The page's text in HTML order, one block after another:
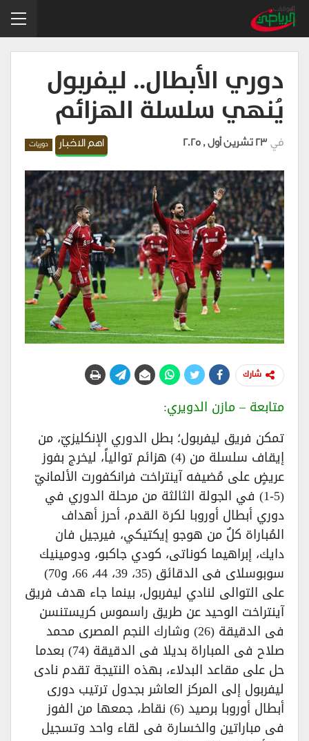
دوري الأبطال.. ليفربول
يُنهي سلسلة الهزائم
اهم الاخبار دوريات في 23 تشرين أول , 2025
شارك
متابعة – مازن الدويري:
تمكن فريق ليفربول؛ بطل الدوري الإنكليزيّ، من
إيقاف سلسلة من (4) هزائم توالياً، ليخرج بفوز
عريضٍ على مُضيفه آينتراخت فرانكفورت الألمانيّ
(5-1) في الجولة الثالثة من مرحلة الدوري في
دوري أبطال أوروبا لكرة القدم، أحرز أهداف
المُباراة كلٌ من هوجو إيكتيكي، فيرجيل فان
دايك، إبراهيما كوناتى، كودي جاكبو، ودومينيك
سوبوسلاى فى الدقائق (35، 39، 44، 66، و70)
على التوالى لنادي ليفربول، بينما جاء هدف فريق
آينتراخت الوحيد عن طريق راسموس كريستنسن
فى الدقيقة (26) وشارك النجم المصرى محمد
صلاح فى المباراة بديلا فى الدقيقة (74) بعدما
حل على مقاعد البدلاء، بهذه النتيجة تقدم نادى
ليفربول إلى المركز العاشر بجدول ترتيب دورى
أبطال أوروبا برصيد (6) نقاط، جمعها من الفوز
فى مباراتين والخسارة فى لقاء واحد وتسجيل